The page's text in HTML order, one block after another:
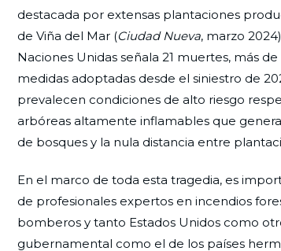
destacada por extensas plantaciones
de Viña del Mar (Ciudad Nueva, marzo
Naciones Unidas señala 21 muertes, más
medidas adoptadas desde el siniestro de
prevalecen condiciones de alto riesgo
arbóreas altamente inflamables que
de bosques y la nula distancia entre
En el marco de toda esta tragedia, es
de profesionales expertos en incendios
bomberos y tanto Estados Unidos como
gubernamental como el de los países